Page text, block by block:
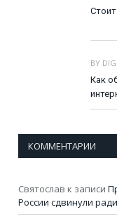
BY
Как
КОММЕНТАРИИ
Святослав к записи
России сдвинули